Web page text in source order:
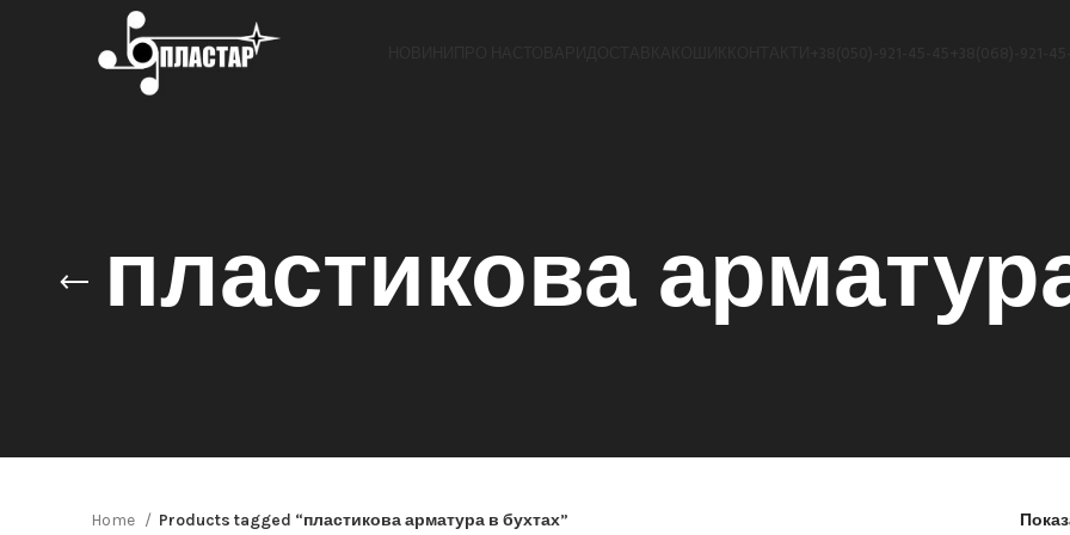
пластикова
Home Products tagged “пластикова арматура в бухтах”